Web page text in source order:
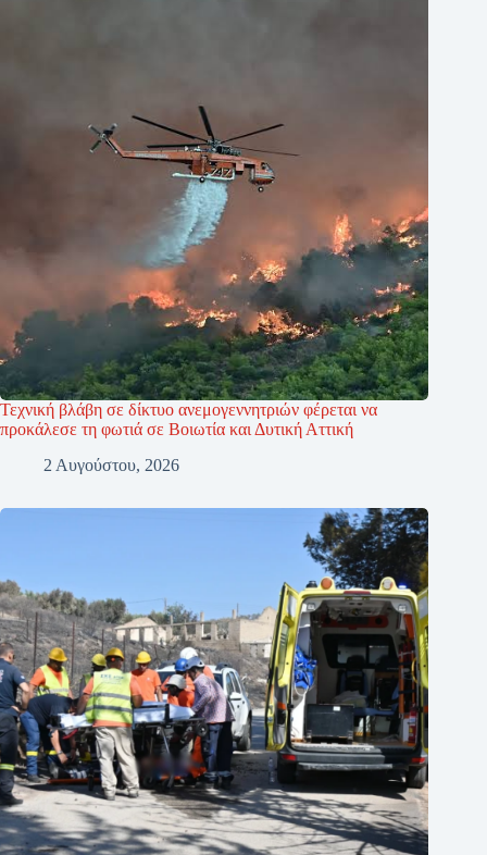
Τεχνική βλάβη σε δίκτυο ανεμογεννητριών φέρεται να
προκάλεσε τη φωτιά σε Βοιωτία και Δυτική Αττική
2 Αυγούστου, 2026